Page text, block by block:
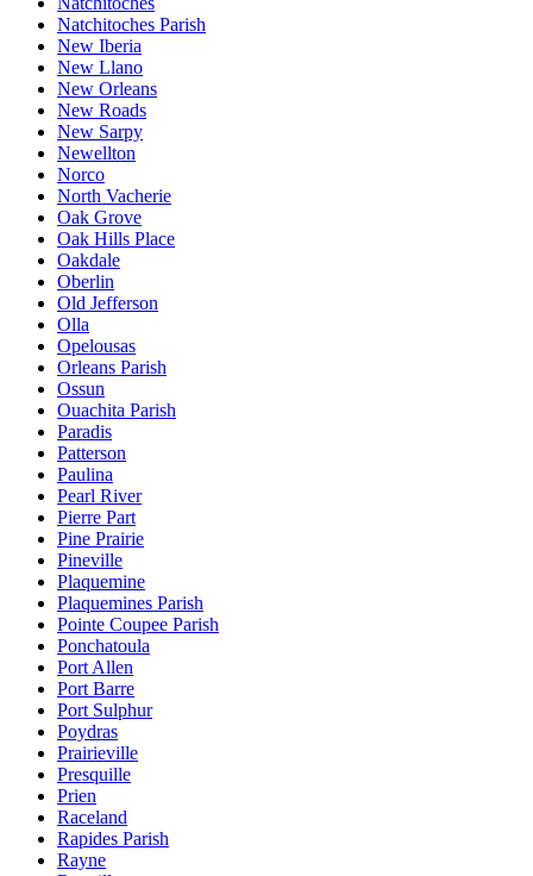
Natchitoches Parish
New Iberia
New Llano
New Orleans
New Roads
New Sarpy
Newellton
Norco
North Vacherie
Oak Grove
Oak Hills Place
Oakdale
Oberlin
Old Jefferson
Olla
Opelousas
Orleans Parish
Ossun
Ouachita Parish
Paradis
Patterson
Paulina
Pearl River
Pierre Part
Pine Prairie
Pineville
Plaquemine
Plaquemines Parish
Pointe Coupee Parish
Ponchatoula
Port Allen
Port Barre
Port Sulphur
Poydras
Prairieville
Presquille
Prien
Raceland
Rapides Parish
Rayne